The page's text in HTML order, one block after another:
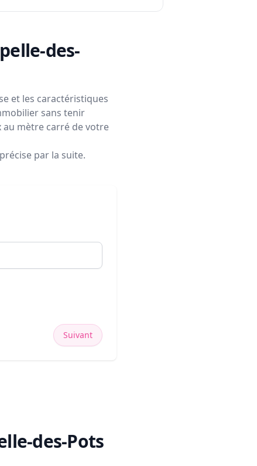
des-
et les caractéristiques
sans tenir
mètre carré de votre
par la suite.
Suivant
des-Pots